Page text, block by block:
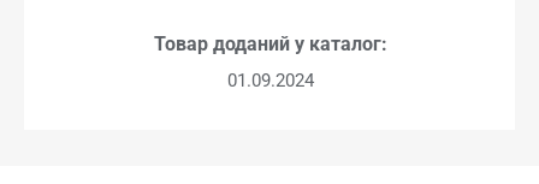
Товар доданий у каталог:
01.09.2024